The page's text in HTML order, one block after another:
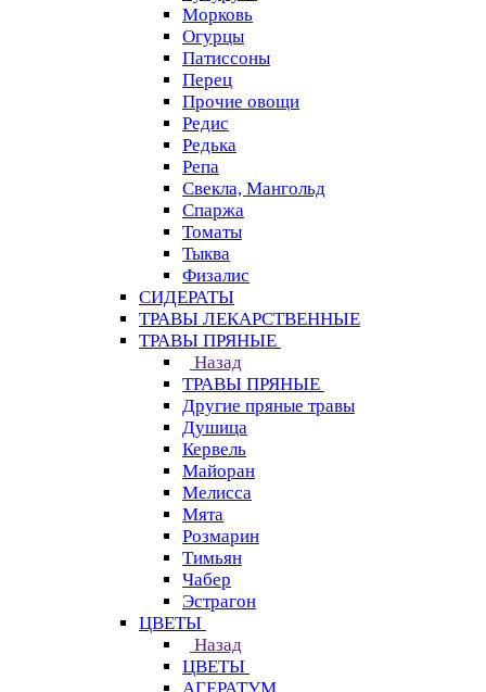
Морковь
Огурцы
Патиссоны
Перец
Прочие овощи
Редис
Редька
Репа
Свекла, Мангольд
Спаржа
Томаты
Тыква
Физалис
СИДЕРАТЫ
ТРАВЫ ЛЕКАРСТВЕННЫЕ
ТРАВЫ ПРЯНЫЕ
Назад
ТРАВЫ ПРЯНЫЕ
Другие пряные травы
Душица
Кервель
Майоран
Мелисса
Мята
Розмарин
Тимьян
Чабер
Эстрагон
ЦВЕТЫ
Назад
ЦВЕТЫ